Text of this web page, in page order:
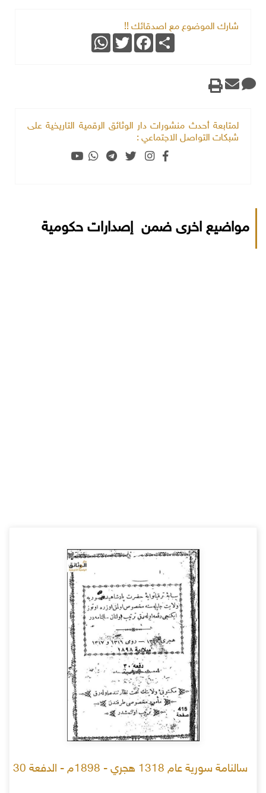
شارك الموضوع مع اصدقائك !!
Share
Facebook
Twitter
WhatsApp
لمتابعة أحدث منشورات دار الوثائق الرقمية التاريخية على
شبكات التواصل الاجتماعي :
مواضيع اخرى ضمن إصدارات حكومية
سالنامة سورية عام 1318 هجري - 1898م - الدفعة 30